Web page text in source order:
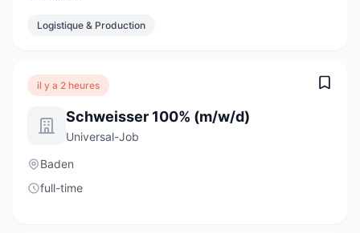
Logistique & Production
il y a 2 heures
Schweisser 100% (m/w/d)
Universal-Job
Baden
full-time